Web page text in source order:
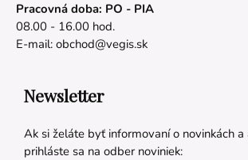
Pracovná doba: PO - PIA
08.00 - 16.00 hod.
E-mail: obchod@vegis.sk
Newsletter
Ak si želáte byť informovaní o novinkách a
prihláste sa na odber noviniek: